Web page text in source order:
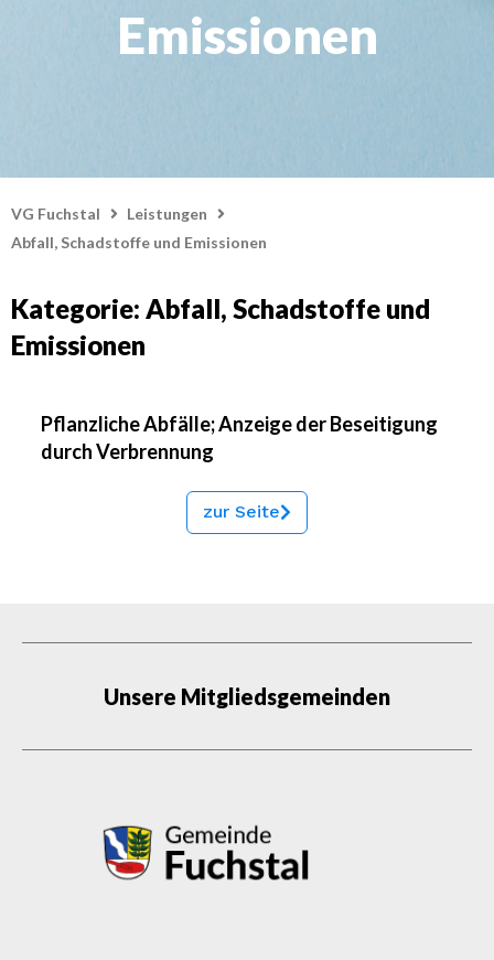
Emissionen
VG Fuchstal
Leistungen
Abfall, Schadstoffe und Emissionen
Kategorie: Abfall, Schadstoffe und
Emissionen
Pflanzliche Abfälle; Anzeige der Beseitigung
durch Verbrennung
zur Seite
Unsere Mitgliedsgemeinden